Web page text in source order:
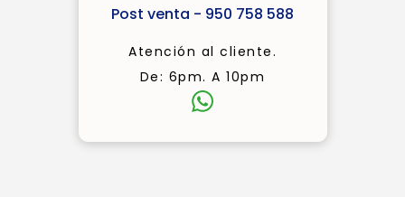
Post venta - 950 758 588
Atención al cliente.
De: 6pm. A 10pm